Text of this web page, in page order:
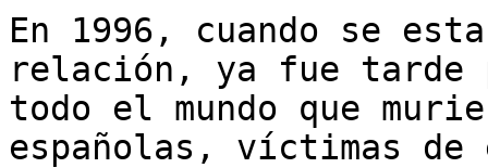
En 1996, cuando se
relación, ya fue tarde
todo el mundo que
españolas, víctimas de